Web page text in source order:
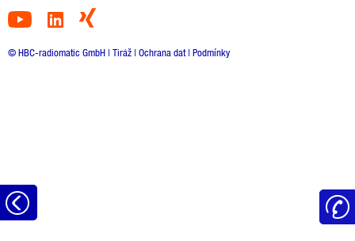
© HBC-radiomatic GmbH | Tiráž | Ochrana dat| Podmínky